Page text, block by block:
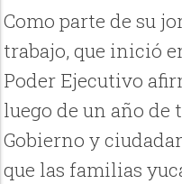
Como parte de su
trabajo, que inició
Poder Ejecutivo
luego de un año
Gobierno y
que las familias